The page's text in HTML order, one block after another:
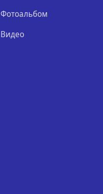
Фотоальбом
Видео